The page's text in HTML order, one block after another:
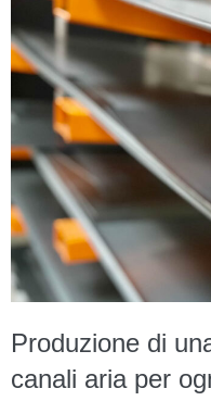
Produzione di
canali aria per